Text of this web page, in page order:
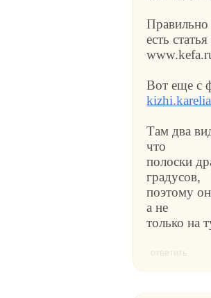
Правильно
есть
Вот еще с
Там два
что
полоски
градусов,
поэтому
а не
только на
ответить